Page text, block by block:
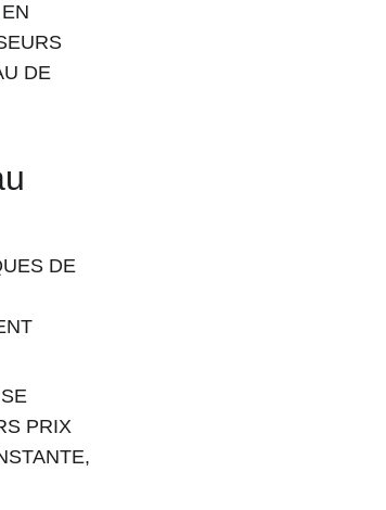
DE
DE
PRIX